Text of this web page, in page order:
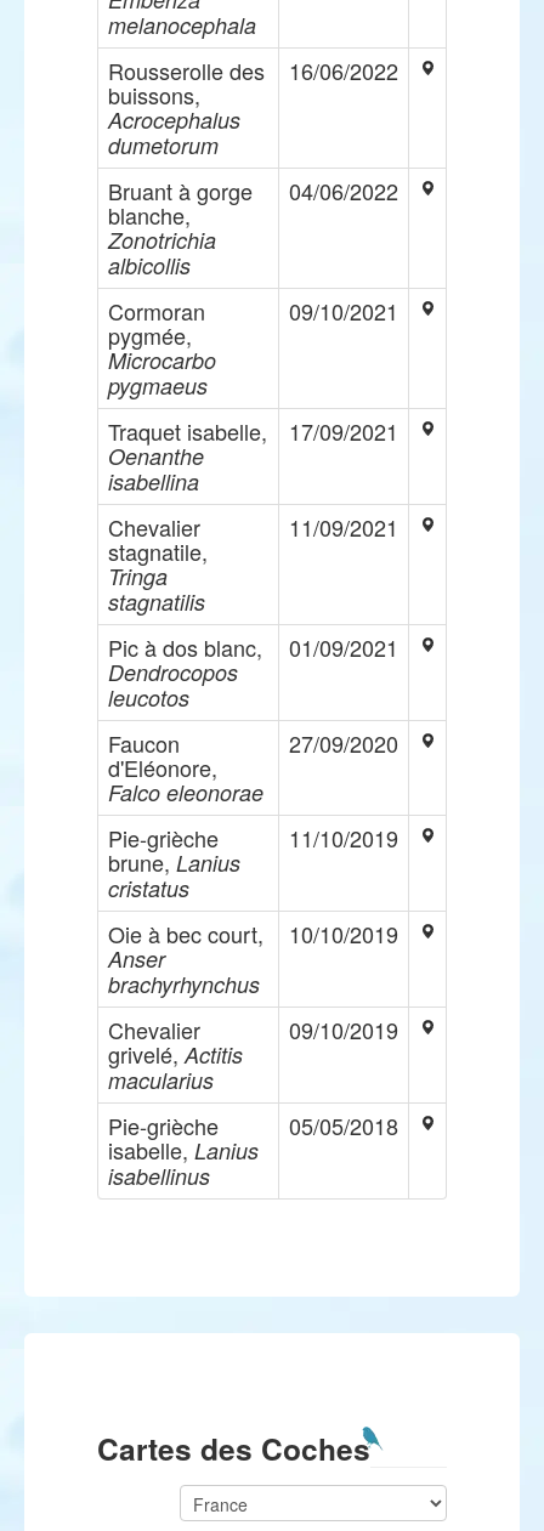
melanocephala
Rousserolle des
buissons,
Acrocephalus
dumetorum
16/06/2022
Bruant à gorge
blanche,
Zonotrichia
albicollis
04/06/2022
Cormoran
pygmée,
Microcarbo
pygmaeus
09/10/2021
Traquet isabelle,
Oenanthe
isabellina
17/09/2021
Chevalier
stagnatile,
Tringa
stagnatilis
11/09/2021
Pic à dos blanc,
Dendrocopos
leucotos
01/09/2021
Faucon
d'Eléonore,
Falco eleonorae
27/09/2020
Pie-grièche
brune, Lanius
cristatus
11/10/2019
Oie à bec court,
Anser
brachyrhynchus
10/10/2019
Chevalier
grivelé, Actitis
macularius
09/10/2019
Pie-grièche
isabelle, Lanius
isabellinus
05/05/2018
Cartes des Coches